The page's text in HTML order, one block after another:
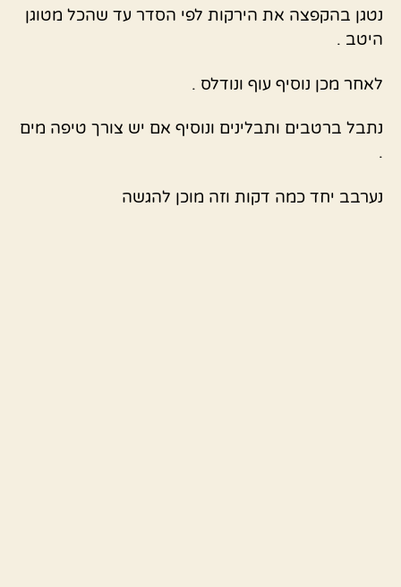
נטגן בהקפצה את הירקות לפי הסדר עד שהכל מטוגן
היטב .
לאחר מכן נוסיף עוף ונודלס .
נתבל ברטבים ותבלינים ונוסיף אם יש צורך טיפה מים
.
נערבב יחד כמה דקות וזה מוכן להגשה